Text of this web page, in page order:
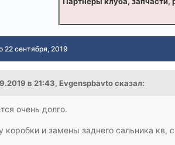
22 сентября, 2019
в 21:43, Evgenspbavtoсказал:
очень долго.
коробки и замены заднего сальника